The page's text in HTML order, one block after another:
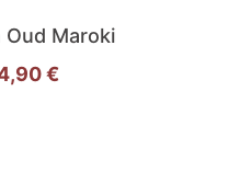
Oud Maroki
€